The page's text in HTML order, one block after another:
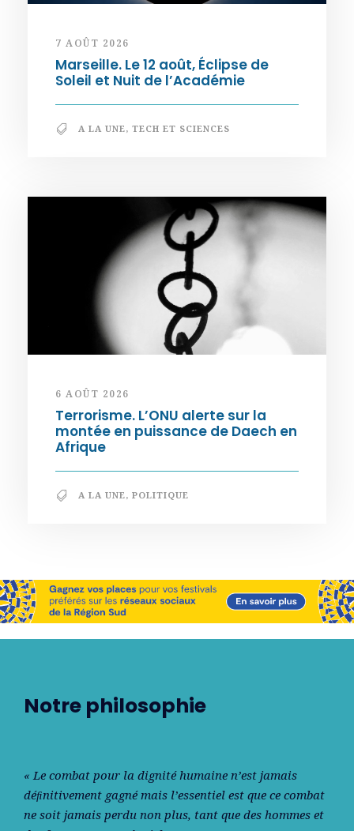
7 AOÛT 2026
Marseille. Le 12 août, Éclipse de
Soleil et Nuit de l’Académie
A LA UNE, TECH ET SCIENCES
6 AOÛT 2026
Terrorisme. L’ONU alerte sur la
montée en puissance de Daech en
Afrique
A LA UNE, POLITIQUE
Notre philosophie
« Le combat pour la dignité humaine n’est jamais
déﬁnitivement gagné mais l’essentiel est que ce combat
ne soit jamais perdu non plus, tant que des hommes et